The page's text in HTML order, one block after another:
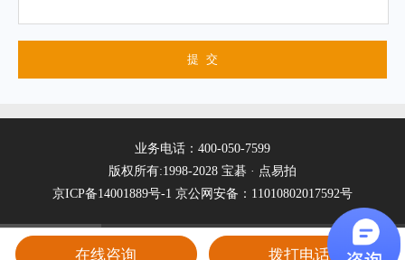
业务电话：400-050-7599
版权所有:1998-2028 宝碁 · 点易拍
京ICP备14001889号-1 京公网安备：11010802017592号
在线咨询 拨打电话